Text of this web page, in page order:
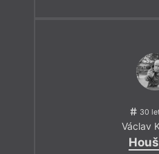
30
Václav